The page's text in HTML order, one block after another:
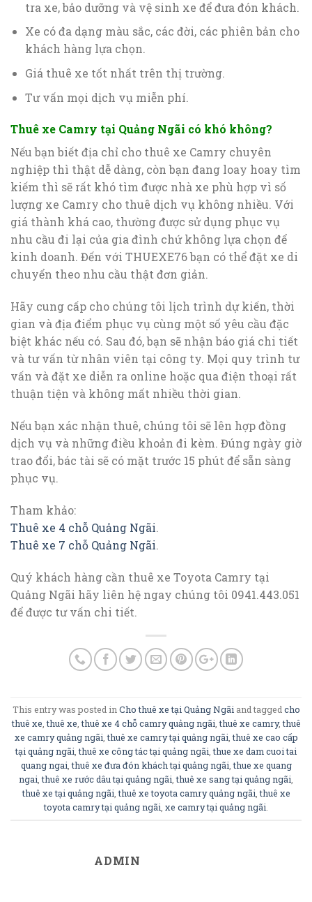
tra xe, bảo dưỡng và vệ sinh xe để đưa đón khách.
Xe có đa dạng màu sắc, các đời, các phiên bản cho
khách hàng lựa chọn.
Giá thuê xe tốt nhất trên thị trường.
Tư vấn mọi dịch vụ miễn phí.
Thuê xe Camry tại Quảng Ngãi có khó không?
Nếu bạn biết địa chỉ cho thuê xe Camry chuyên
nghiệp thì thật dễ dàng, còn bạn đang loay hoay tìm
kiếm thì sẽ rất khó tìm được nhà xe phù hợp vì số
lượng xe Camry cho thuê dịch vụ không nhiều. Với
giá thành khá cao, thường được sử dụng phục vụ
nhu cầu đi lại của gia đình chứ không lựa chọn để
kinh doanh. Đến với THUEXE76 bạn có thể đặt xe di
chuyển theo nhu cầu thật đơn giản.
Hãy cung cấp cho chúng tôi lịch trình dự kiến, thời
gian và địa điểm phục vụ cùng một số yêu cầu đặc
biệt khác nếu có. Sau đó, bạn sẽ nhận báo giá chi tiết
và tư vấn từ nhân viên tại công ty. Mọi quy trình tư
vấn và đặt xe diễn ra online hoặc qua điện thoại rất
thuận tiện và không mất nhiều thời gian.
Nếu bạn xác nhận thuê, chúng tôi sẽ lên hợp đồng
dịch vụ và những điều khoản đi kèm. Đúng ngày giờ
trao đổi, bác tài sẽ có mặt trước 15 phút để sẵn sàng
phục vụ.
Tham khảo:
Thuê xe 4 chỗ Quảng Ngãi.
Thuê xe 7 chỗ Quảng Ngãi.
Quý khách hàng cần thuê xe Toyota Camry tại
Quảng Ngãi hãy liên hệ ngay chúng tôi 0941.443.051
để được tư vấn chi tiết.
This entry was posted in Cho thuê xe tại Quảng Ngãi and tagged cho
thuê xe ,thuê xe ,thuê xe 4 chỗ camry quảng ngãi ,thuê xe camry,thuê
xe camry quảng ngãi ,thuê xe camry tại quảng ngãi ,thuê xe cao cấp
tại quảng ngãi ,thuê xe công tác tại quảng ngãi ,thue xe dam cuoi tai
quang ngai ,thuê xe đưa đón khách tại quảng ngãi ,thue xe quang
ngai ,thuê xe rước dâu tại quảng ngãi ,thuê xe sang tại quảng ngãi
thuê xe tại quảng ngãi ,thuê xe toyota camry quảng ngãi ,thuê xe
toyota camry tại quảng ngãi xe camry tại quảng ngãi
ADMIN